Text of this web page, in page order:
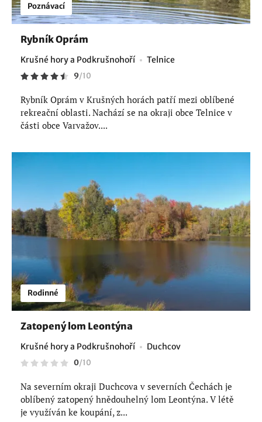
Poznávací
Rybník Oprám
Krušné hory a Podkrušnohoří Telnice
9/10
Rybník Oprám v Krušných horách patří mezi oblíbené
rekreační oblasti. Nachází se na okraji obce Telnice v
části obce Varvažov....
Rodinné
Zatopený lom Leontýna
Krušné hory a Podkrušnohoří Duchcov
0/10
Na severním okraji Duchcova v severních Čechách je
oblíbený zatopený hnědouhelný lom Leontýna. V létě
je využíván ke koupání, z...